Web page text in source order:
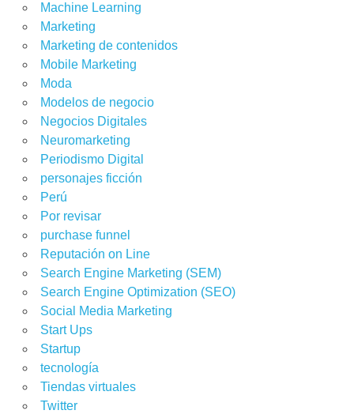
Machine Learning
Marketing
Marketing de contenidos
Mobile Marketing
Moda
Modelos de negocio
Negocios Digitales
Neuromarketing
Periodismo Digital
personajes ficción
Perú
Por revisar
purchase funnel
Reputación on Line
Search Engine Marketing (SEM)
Search Engine Optimization (SEO)
Social Media Marketing
Start Ups
Startup
tecnología
Tiendas virtuales
Twitter